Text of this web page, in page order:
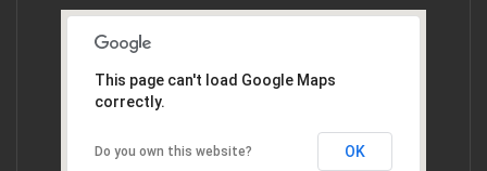
This page can't load Google Maps
correctly.
Do you own this website? OK